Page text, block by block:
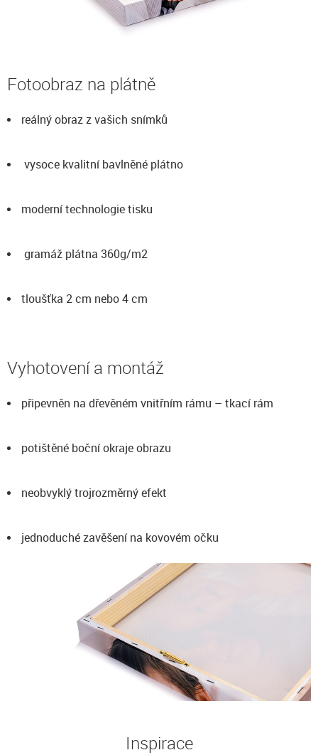
Fotoobraz na plátně
reálný obraz z vašich snímků
vysoce kvalitní bavlněné plátno
moderní technologie tisku
gramáž plátna 360g/m2
tloušťka 2 cm nebo 4 cm
Vyhotovení a montáž
připevněn na dřevěném vnitřním rámu – tkací rám
potištěné boční okraje obrazu
neobvyklý trojrozměrný efekt
jednoduché zavěšení na kovovém očku
Inspirace